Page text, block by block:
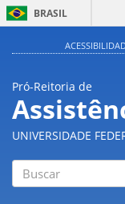
BRASIL
Pró-Reitoria de
UNIVERSIDADE